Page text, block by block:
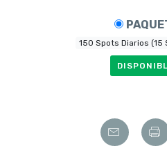
150 Spots Diarios (15